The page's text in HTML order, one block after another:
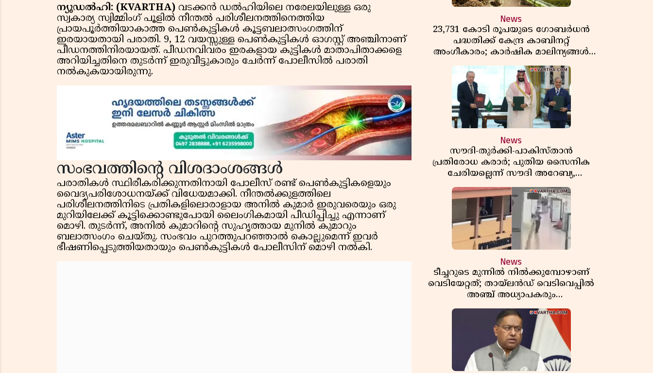
ന്യൂഡൽഹി: (KVARTHA) വടക്കൻ ഡൽഹിയിലെ നരേലയിലുള്ള ഒരു
സ്വകാര്യ സ്വിമ്മിംഗ് പൂളിൽ നീന്തൽ പരിശീലനത്തിനെത്തിയ
പ്രായപൂർത്തിയാകാത്ത പെൺകുട്ടികൾ കൂട്ടബലാത്സംഗത്തിന്
ഇരയായതായി പരാതി. 9, 12 വയസ്സുള്ള പെൺകുട്ടികൾ ഓഗസ്റ്റ് അഞ്ചിനാണ്
പീഡനത്തിനിരയായത്. പീഡനവിവരം ഇരകളായ കുട്ടികൾ മാതാപിതാക്കളെ
അറിയിച്ചതിനെ തുടർന്ന് ഇരുവീട്ടുകാരും ചേർന്ന് പോലീസിൽ പരാതി
നൽകുകയായിരുന്നു.
സംഭവത്തിന്റെ വിശദാംശങ്ങൾ
പരാതികൾ സ്ഥിരീകരിക്കുന്നതിനായി പോലീസ് രണ്ട് പെൺകുട്ടികളെയും
വൈദ്യപരിശോധനയ്ക്ക് വിധേയമാക്കി. നീന്തൽക്കുളത്തിലെ
പരിശീലനത്തിനിടെ പ്രതികളിലൊരാളായ അനിൽ കുമാർ ഇരുവരെയും ഒരു
മുറിയിലേക്ക് കൂട്ടിക്കൊണ്ടുപോയി ലൈംഗികമായി പീഡിപ്പിച്ചു എന്നാണ്
മൊഴി. തുടർന്ന്, അനിൽ കുമാറിന്റെ സുഹൃത്തായ മുനിൽ കുമാറും
ബലാത്സംഗം ചെയ്തു. സംഭവം പുറത്തുപറഞ്ഞാൽ കൊല്ലുമെന്ന് ഇവർ
ഭീഷണിപ്പെടുത്തിയതായും പെൺകുട്ടികൾ പോലീസിന് മൊഴി നൽകി.
News
23,731 കോടി രൂപയുടെ ഗോബർധൻ
പദ്ധതിക്ക് കേന്ദ്ര കാബിനറ്റ്
അംഗീകാരം; കാർഷിക മാലിന്യങ്ങൾ
ഇനി ഊർജമാകും
News
സൗദി-തുർക്കി-പാകിസ്താൻ
പ്രതിരോധ കരാർ; പുതിയ സൈനിക
ചേരിയല്ലെന്ന് സൗദി അറേബ്യ,
വിമർശനവുമായി ഇറാൻ
News
ടീച്ചറുടെ മുന്നിൽ നിൽക്കുമ്പോഴാണ്
വെടിയേറ്റത്; തായ്‌ലൻഡ് വെടിവെപ്പിൽ
അഞ്ച് അധ്യാപകരും
മുത്തശ്ശീമുത്തശ്ശന്മാരും കൊല്ലപ്പെട്ടു,
മരണസംഖ്യ 7; ഞെട്ടിക്കുന്ന
വെളിപ്പെടുത്തലുകൾ